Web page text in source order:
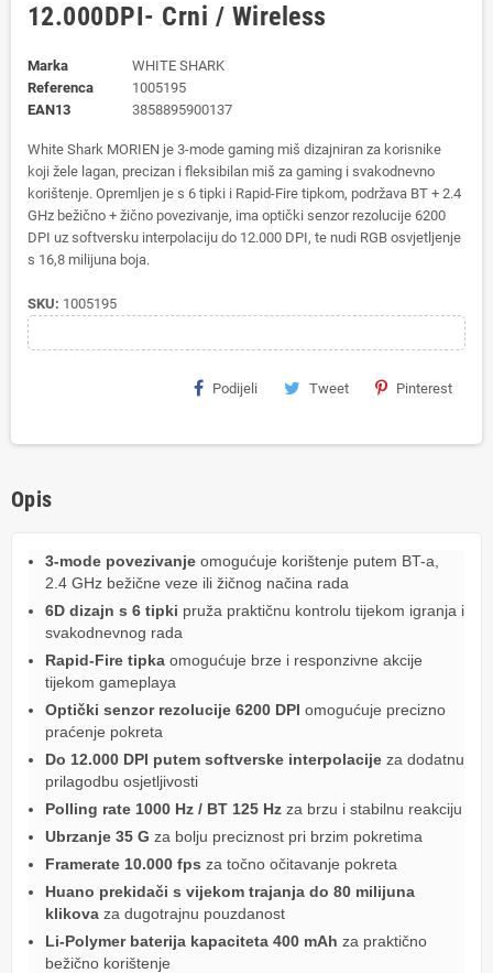
12.000DPI- Crni / Wireless
Marka
WHITE SHARK
Referenca
1005195
EAN13
3858895900137
White Shark MORIEN je 3-mode gaming miš dizajniran za korisnike
koji žele lagan, precizan i fleksibilan miš za gaming i svakodnevno
korištenje. Opremljen je s 6 tipki i Rapid-Fire tipkom, podržava BT + 2.4
GHz bežično + žično povezivanje, ima optički senzor rezolucije 6200
DPI uz softversku interpolaciju do 12.000 DPI, te nudi RGB osvjetljenje
s 16,8 milijuna boja.
SKU: 1005195
Podijeli Tweet Pinterest
Opis
3-mode povezivanje omogućuje korištenje putem BT-a,
2.4 GHz bežične veze ili žičnog načina rada
6D dizajn s 6 tipki pruža praktičnu kontrolu tijekom igranja i
svakodnevnog rada
Rapid-Fire tipka omogućuje brze i responzivne akcije
tijekom gameplaya
Optički senzor rezolucije 6200 DPI omogućuje precizno
praćenje pokreta
Do 12.000 DPI putem softverske interpolacije za dodatnu
prilagodbu osjetljivosti
Polling rate 1000 Hz / BT 125 Hz za brzu i stabilnu reakciju
Ubrzanje 35 G za bolju preciznost pri brzim pokretima
Framerate 10.000 fps za točno očitavanje pokreta
Huano prekidači s vijekom trajanja do 80 milijuna
klikova za dugotrajnu pouzdanost
Li-Polymer baterija kapaciteta 400 mAh za praktično
bežično korištenje